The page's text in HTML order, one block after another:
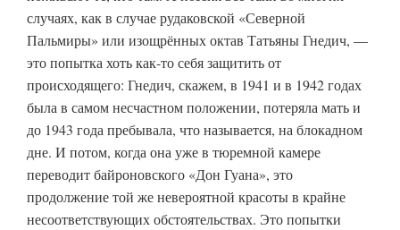
случаях, как в случае рудаковской «Северной
Пальмиры» или изощрённых октав Татьяны Гнедич, —
это попытка хоть как-то себя защитить от
происходящего: Гнедич, скажем, в 1941 и в 1942 годах
была в самом несчастном положении, потеряла мать и
до 1943 года пребывала, что называется, на блокадном
дне. И потом, когда она уже в тюремной камере
переводит байроновского «Дон Гуана», это
продолжение той же невероятной красоты в крайне
несоответствующих обстоятельствах. Это попытки